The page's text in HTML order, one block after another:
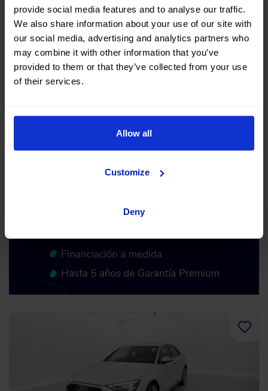
provide social media features and to analyse our traffic.
We also share information about your use of our site with
our social media, advertising and analytics partners who
may combine it with other information that you’ve
provided to them or that they’ve collected from your use
of their services.
Allow all
Customize
Deny
Audi A3 Sportback S Line
35 TFSI 150 STRONIC
2023|62.007 Km|Mild Hybrid|Automático